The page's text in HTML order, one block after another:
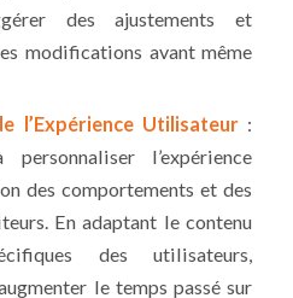
des ajustements et
modifications avant même
l’Expérience Utilisateur:
l’expérience
des comportements et des
En adaptant le contenu
des utilisateurs,
le temps passé sur